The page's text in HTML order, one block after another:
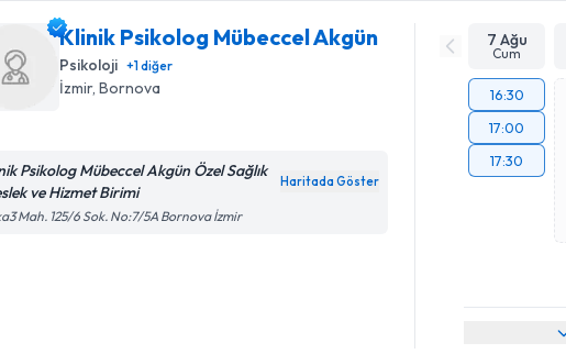
Klinik Psikolog Mübeccel Akgün
Psikoloji +1diğer
İzmir, Bornova
Psikolog Mübeccel Akgün Özel Sağlık
ve Hizmet Birimi
Haritada Göster
Mah. 125/6 Sok. No:7/5A Bornova İzmir
7 Ağu
Cum
16:30
17:00
17:30